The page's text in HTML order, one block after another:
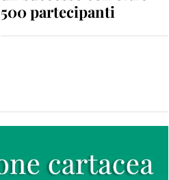
500 partecipanti